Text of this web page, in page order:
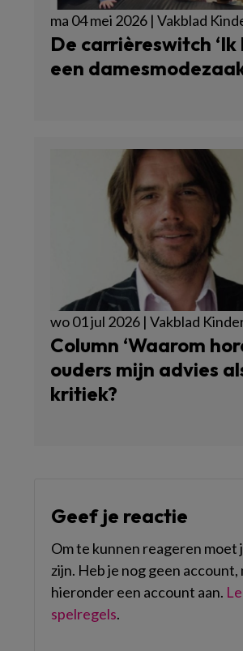
ma 04 mei 2026 | Vakblad
De carrièreswitch ‘Ik
een
wo 01 jul 2026 | Vakblad
Column ‘Waarom
ouders mijn advies
kritiek?
Geef je reactie
Om te kunnen reageren moet
zijn. Heb je nog geen account,
hieronder een account aan.
spelregels.